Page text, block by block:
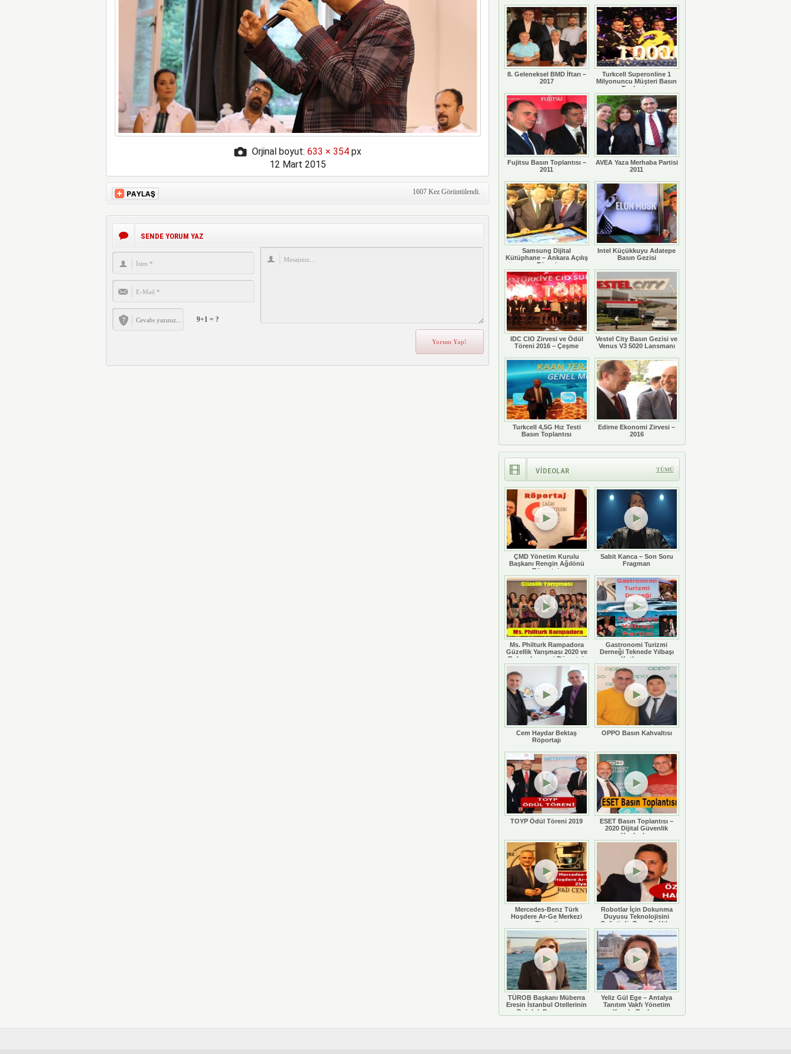
Orjinal boyut: 633 × 354px
12 Mart 2015
1607 Kez Görüntülendi.
SENDE YORUM YAZ
9+1 = ?
8. Geleneksel BMD İftarı –
2017
Turkcell Superonline 1
Milyonuncu Müşteri Basın
Toplantısı
Fujitsu Basın Toplantısı –
2011
AVEA Yaza Merhaba Partisi
2011
Samsung Dijital
Kütüphane – Ankara Açılış
Töreni
Intel Küçükkuyu Adatepe
Basın Gezisi
IDC CIO Zirvesi ve Ödül
Töreni 2016 – Çeşme
Vestel City Basın Gezisi ve
Venus V3 5020 Lansmanı
Turkcell 4,5G Hız Testi
Basın Toplantısı
Edirne Ekonomi Zirvesi –
2016
VİDEOLAR TÜMÜ
ÇMD Yönetim Kurulu
Başkanı Rengin Ağılönü
Röportajı
Sabit Kanca – Son Soru
Fragman
Ms. Philturk Rampadora
Güzellik Yarışması 2020 ve
Rohan Legaspi Röportajı
Gastronomi Turizmi
Derneği Teknede Yılbaşı
Kutlaması
Cem Haydar Bektaş
Röportajı
OPPO Basın Kahvaltısı
TOYP Ödül Töreni 2019
ESET Basın Toplantısı –
2020 Dijital Güvenlik
Yazılımları
Mercedes-Benz Türk
Hoşdere Ar-Ge Merkezi
Ziyareti
Robotlar İçin Dokunma
Duyusu Teknolojisini
Geliştirdi: Doç. Dr. Utku
Büyükşahin
TÜROB Başkanı Müberra
Eresin İstanbul Otellerinin
Doluluk Durumunu
Yeliz Gül Ege – Antalya
Tanıtım Vakfı Yönetim
Kurulu Başkanı